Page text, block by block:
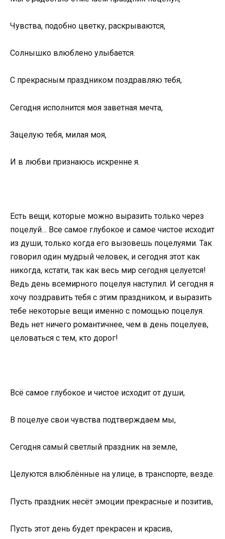
Чувства, подобно цветку, раскрываются,
Солнышко влюблено улыбается.
С прекрасным праздником поздравляю тебя,
Сегодня исполнится моя заветная мечта,
Зацелую тебя, милая моя,
И в любви признаюсь искренне я.
Есть вещи, которые можно выразить только через
поцелуй… Все самое глубокое и самое чистое исходит
из души, только когда его вызовешь поцелуями. Так
говорил один мудрый человек, и сегодня этот как
никогда, кстати, так как весь мир сегодня целуется!
Ведь день всемирного поцелуя наступил. И сегодня я
хочу поздравить тебя с этим праздником, и выразить
тебе некоторые вещи именно с помощью поцелуя.
Ведь нет ничего романтичнее, чем в день поцелуев,
целоваться с тем, кто дорог!
Всё самое глубокое и чистое исходит от души,
В поцелуе свои чувства подтверждаем мы,
Сегодня самый светлый праздник на земле,
Целуются влюблённые на улице, в транспорте, везде.
Пусть праздник несёт эмоции прекрасные и позитив,
Пусть этот день будет прекрасен и красив,